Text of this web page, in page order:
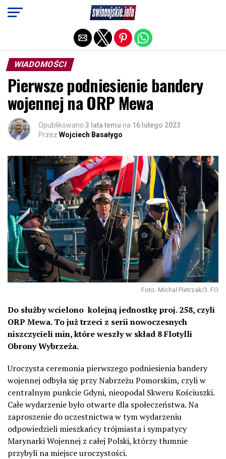
WIADOMOŚCI
Pierwsze podniesienie bandery
wojennej na ORP Mewa
Opublikowano 3 lata temu na 16 lutego 2023
Przez Wojciech Basałygo
Foto: Michał Pietrzak/3. FO
Do służby wcielono kolejną jednostkę proj. 258, czyli
ORP Mewa. To już trzeci z serii nowoczesnych
niszczycieli min, które weszły w skład 8 Flotylli
Obrony Wybrzeża.
Uroczysta ceremonia pierwszego podniesienia bandery
wojennej odbyła się przy Nabrzeżu Pomorskim, czyli w
centralnym punkcie Gdyni, nieopodal Skweru Kościuszki.
Całe wydarzenie było otwarte dla społeczeństwa. Na
zaproszenie do uczestnictwa w tym wydarzeniu
odpowiedzieli mieszkańcy trójmiasta i sympatycy
Marynarki Wojennej z całej Polski, którzy tłumnie
przybyli na miejsce uroczystości.
Exit mobile version